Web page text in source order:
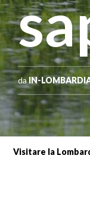
daIN-
Visitare la